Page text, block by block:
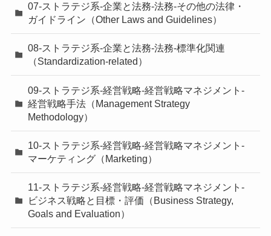
07-ストラテジ系-企業と法務-法務-その他の法律・
ガイドライン（Other Laws and Guidelines）
08-ストラテジ系-企業と法務-法務-標準化関連
（Standardization-related）
09-ストラテジ系-経営戦略-経営戦略マネジメント-
経営戦略手法（Management Strategy
Methodology）
10-ストラテジ系-経営戦略-経営戦略マネジメント-
マーケティング（Marketing）
11-ストラテジ系-経営戦略-経営戦略マネジメント-
ビジネス戦略と目標・評価（Business Strategy,
Goals and Evaluation）